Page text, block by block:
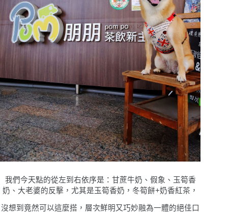
我們今天點的從左到右依序是 ：甘蔗牛奶 、假象、玉筍香
奶、大老婆的反擊，尤其是玉筍香奶，冬筍餅+奶香紅茶，
沒想到竟然可以這麼搭，層次鮮明又巧妙融為一體的絕佳口